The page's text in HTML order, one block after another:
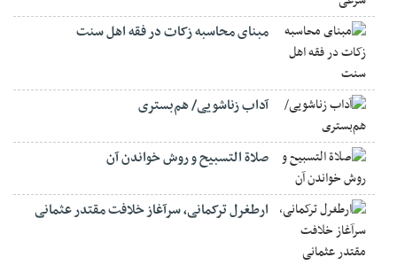
مبنای محاسبه زکات در فقه اهل سنت
آداب زناشویی/ هم‌بستری
صلاة التسبيح و روش خواندن آن
ارطغرل ترکمانی، سرآغاز خلافت مقتدر عثمانی